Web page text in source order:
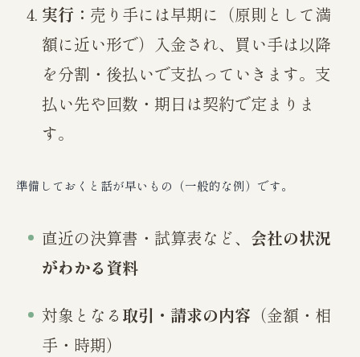
実行： 売り手には早期に（原則として満
額に近い形で）入金され、買い手は以降
を分割・後払いで支払っていきます。支
払い先や回数・期日は契約で定まりま
す。
準備しておくと話が早いもの（一般的な例）です。
直近の決算書・試算表など、 会社の状況
がわかる資料
対象となる 取引・請求の内容 （金額・相
手・時期）